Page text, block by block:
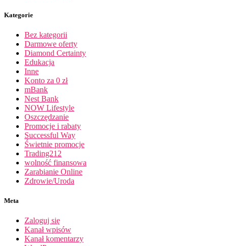
Kategorie
Bez kategorii
Darmowe oferty
Diamond Certainty
Edukacja
Inne
Konto za 0 zł
mBank
Nest Bank
NOW Lifestyle
Oszczędzanie
Promocje i rabaty
Successful Way
Świetnie promocje
Trading212
wolność finansowa
Zarabianie Online
Zdrowie/Uroda
Meta
Zaloguj się
Kanał wpisów
Kanał komentarzy